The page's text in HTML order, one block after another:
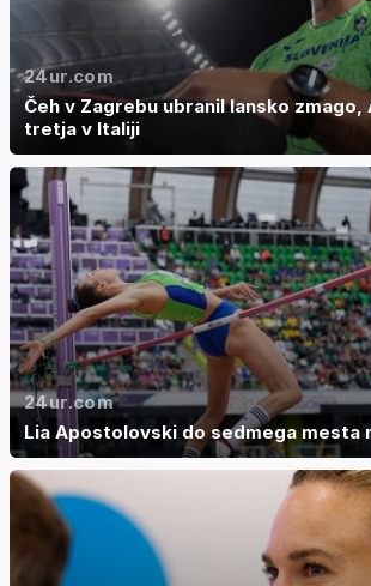
24ur.com
Čeh v Zagrebu ubranil lansko
tretja v Italiji
24ur.com
Lia Apostolovski do sedmega mesta